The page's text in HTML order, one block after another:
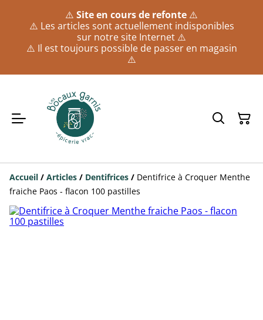
⚠️ Site en cours de refonte ⚠️
⚠️ Les articles sont actuellement indisponibles
sur notre site Internet ⚠️
⚠️ Il est toujours possible de passer en magasin
⚠️
Accueil / Articles / Dentifrices / Dentifrice à Croquer Menthe
fraiche Paos - flacon 100 pastilles